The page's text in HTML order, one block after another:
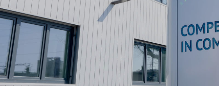
SUOMALAINEN
ΕΛΛΗΝΙΚΉ
БЪЛГАРСКИ
SVENSKA